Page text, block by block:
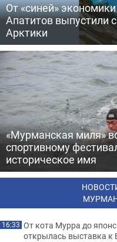
От «синей»
Апатитов выпустили
Арктики
«Мурманская миля»
спортивному
историческое имя
16:33 От кота Мурра до
открылась выставка